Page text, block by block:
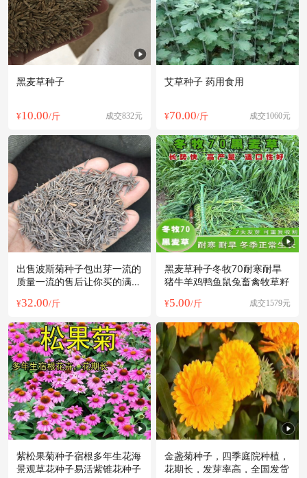
黑麦草种子
¥10.00/斤 成交832元
艾草种子 药用食用
¥70.00/斤 成交1060元
出售波斯菊种子包出芽一流的
质量一流的售后让你买的满意
¥32.00/斤
黑麦草种子冬牧70耐寒耐旱
猪牛羊鸡鸭鱼鼠兔畜禽牧草籽
¥5.00/斤 成交1579元
紫松果菊种子宿根多年生花海
景观草花种子易活紫锥花种子
金盏菊种子，四季庭院种植，
花期长，发芽率高，全国发货